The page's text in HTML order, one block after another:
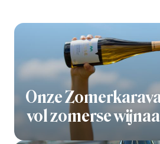
Onze
vol zomerse